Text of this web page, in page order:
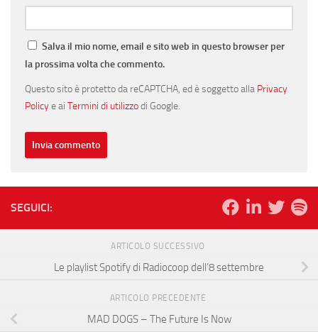
Salva il mio nome, email e sito web in questo browser per
la prossima volta che commento.
Questo sito è protetto da reCAPTCHA, ed è soggetto alla Privacy
Policye ai Termini di utilizzodi Google.
SEGUICI:
ARTICOLO SUCCESSIVO
Le playlist Spotify di Radiocoop dell’8 settembre
ARTICOLO PRECEDENTE
MAD DOGS – The Future Is Now